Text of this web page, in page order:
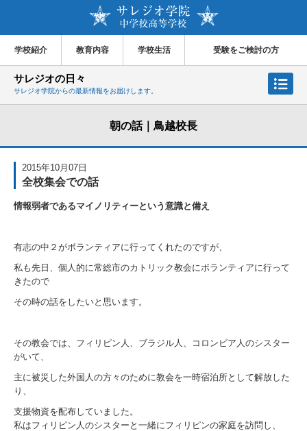
学校紹介 教育内容 学校生活 受験をご検討の方
サレジオの日々
サレジオ学院からの最新情報をお届けします。
朝の話｜鳥越校長
2015年10月07日
全校集会での話
情報弱者であるマイノリティーという意識と備え
有志の中２がボランティアに行ってくれたのですが、
私も先日、個人的に常総市のカトリック教会にボランティアに行って
きたので
その時の話をしたいと思います。
その教会では、フィリピン人、ブラジル人、コロンビア人のシスター
がいて、
主に被災した外国人の方々のために教会を一時宿泊所として解放した
り、
支援物資を配布していました。
私はフィリピン人のシスターと一緒にフィリピンの家庭を訪問し、